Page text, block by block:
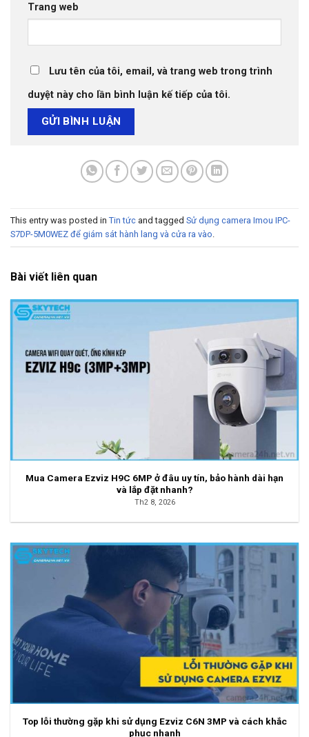
Trang web
Lưu tên của tôi, email, và trang web trong trình
duyệt này cho lần bình luận kế tiếp của tôi.
This entry was posted in Tin tức and tagged Sử dụng camera Imou IPC-
S7DP-5M0WEZ để giám sát hành lang và cửa ra vào
Bài viết liên quan
Mua Camera Ezviz H9C 6MP ở đâu uy tín, bảo hành dài hạn
và lắp đặt nhanh?
Th2 8, 2026
Top lỗi thường gặp khi sử dụng Ezviz C6N 3MP và cách khắc
phục nhanh